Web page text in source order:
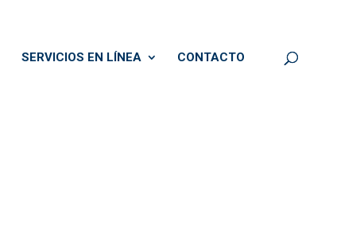
SERVICIOS EN LÍNEA CONTACTO